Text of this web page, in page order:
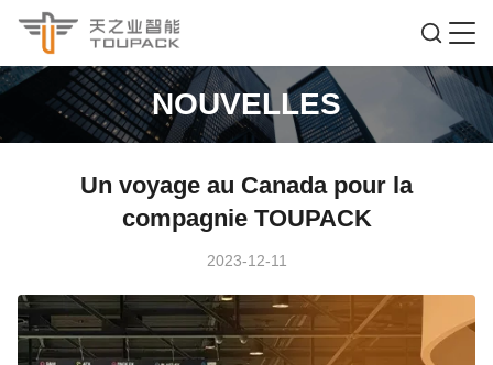
NOUVELLES
Un voyage au Canada pour la
compagnie TOUPACK
2023-12-11